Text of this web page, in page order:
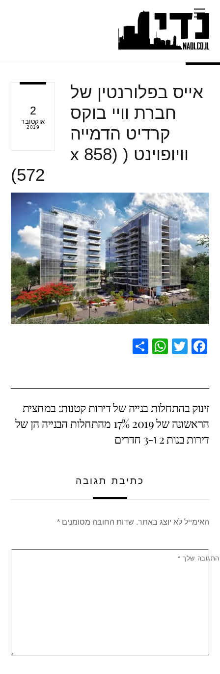
content
Menu
2
אוקטובר
2019
אייס בפלורנטין של
חברת וויי בוקס
קרדיט הדמייה
וויופוינט ( (858 x
572)
F
e
b
o
o
T
er
W
s
A
p
p
e
זינוק בהתחלות בנייה של דירות קטנות: במחצית
הראשונה של 2019 17% מהתחלות הבנייה הן של
דירות בנות 2 ו-3 חדרים
כתיבת תגובה
האימייל לא יוצג באתר. שדות החובה מסומנים*
התגובה שלך *